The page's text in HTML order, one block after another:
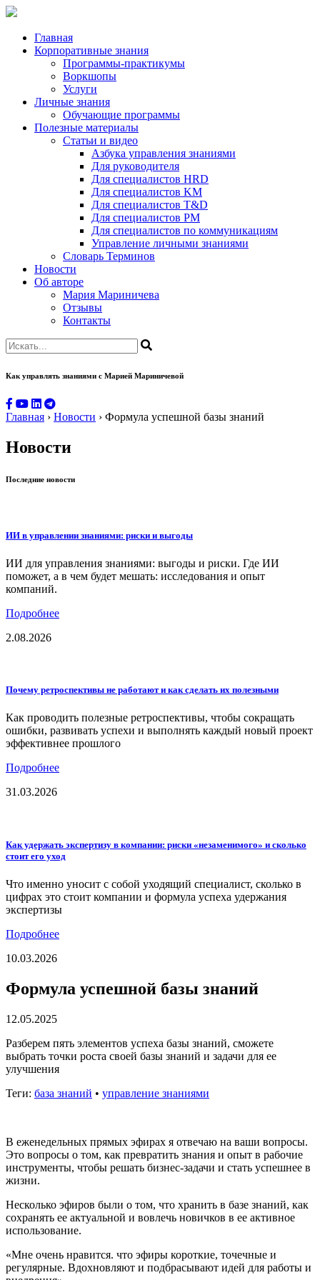
Главная
Корпоративные знания
Программы-практикумы
Воркшопы
Услуги
Личные знания
Обучающие программы
Полезные материалы
Статьи и видео
Азбука управления знаниями
Для руководителя
Для специалистов HRD
Для специалистов KM
Для специалистов T&D
Для специалистов PM
Для специалистов по коммуникациям
Управление личными знаниями
Словарь Терминов
Новости
Об авторе
Мария Мариничева
Отзывы
Контакты
Как управлять знаниями с Марией Мариничевой
Главная › Новости › Формула успешной базы знаний
Новости
Последние новости
ИИ в управлении знаниями: риски и выгоды
ИИ для управления знаниями: выгоды и риски. Где ИИ
поможет, а в чем будет мешать: исследования и опыт
компаний.
Подробнее
2.08.2026
Почему ретроспективы не работают и как сделать их полезными
Как проводить полезные ретроспективы, чтобы сокращать
ошибки, развивать успехи и выполнять каждый новый проект
эффективнее прошлого
Подробнее
31.03.2026
Как удержать экспертизу в компании: риски «незаменимого» и сколько
стоит его уход
Что именно уносит с собой уходящий специалист, сколько в
цифрах это стоит компании и формула успеха удержания
экспертизы
Подробнее
10.03.2026
Формула успешной базы знаний
12.05.2025
Разберем пять элементов успеха базы знаний, сможете
выбрать точки роста своей базы знаний и задачи для ее
улучшения
Теги: база знаний • управление знаниями
В еженедельных прямых эфирах я отвечаю на ваши вопросы.
Это вопросы о том, как превратить знания и опыт в рабочие
инструменты, чтобы решать бизнес-задачи и стать успешнее в
жизни.
Несколько эфиров были о том, что хранить в базе знаний, как
сохранять ее актуальной и вовлечь новичков в ее активное
использование.
«Мне очень нравится. что эфиры короткие, точечные и
регулярные. Вдохновляют и подбрасывают идей для работы и